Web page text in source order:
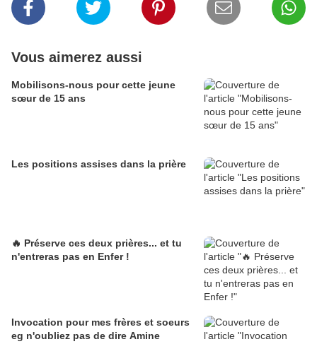
Vous aimerez aussi
Mobilisons-nous pour cette jeune
sœur de 15 ans
Les positions assises dans la prière
🔥 Préserve ces deux prières... et tu
n'entreras pas en Enfer !
Invocation pour mes frères et soeurs
eg n'oubliez pas de dire Amine